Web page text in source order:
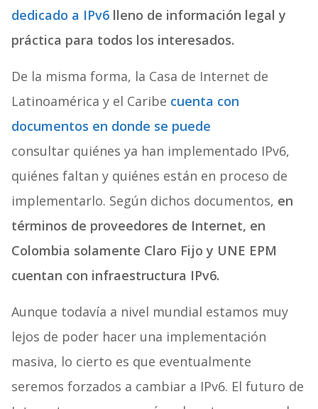
dedicado a IPv6lleno de información legal y
práctica para todos los interesados.
De la misma forma, la Casa de Internet de
Latinoamérica y el Caribe cuenta con
documentos en donde se puede
consultar quiénes ya han implementado IPv6,
quiénes faltan y quiénes están en proceso de
implementarlo. Según dichos documentos, en
términos de proveedores de Internet, en
Colombia solamente Claro Fijo y UNE EPM
cuentan con infraestructura IPv6.
Aunque todavía a nivel mundial estamos muy
lejos de poder hacer una implementación
masiva, lo cierto es que eventualmente
seremos forzados a cambiar a IPv6. El futuro de